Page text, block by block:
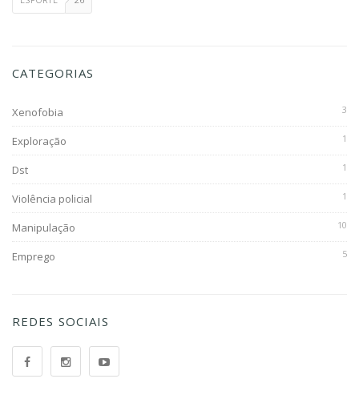
CATEGORIAS
Xenofobia 3
Exploração 1
Dst 1
Violência policial 1
Manipulação 10
Emprego 5
REDES SOCIAIS